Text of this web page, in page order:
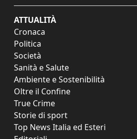
ATTUALITÀ
Cronaca
Politica
Società
Sanità e Salute
Ambiente e Sostenibilità
Oltre il Confine
True Crime
Storie di sport
Top News Italia ed Esteri